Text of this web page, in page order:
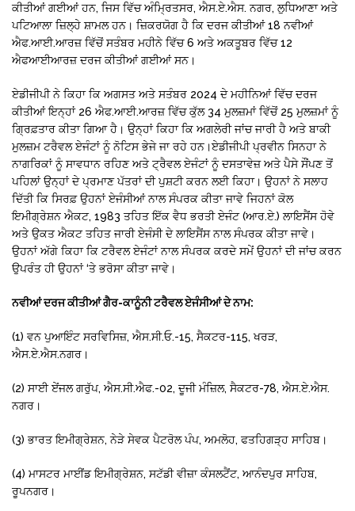
ਕੀਤੀਆਂ ਗਈਆਂ ਹਨ, ਜਿਸ ਵਿੱਚ ਅੰਮ੍ਰਿਤਸਰ, ਐਸ.ਏ.ਐਸ. ਨਗਰ, ਲੁਧਿਆਣਾ ਅਤੇ
ਪਟਿਆਲਾ ਜ਼ਿਲ੍ਹੇ ਸ਼ਾਮਲ ਹਨ। ਜ਼ਿਕਰਯੋਗ ਹੈ ਕਿ ਦਰਜ ਕੀਤੀਆਂ 18 ਨਵੀਆਂ
ਐਫ.ਆਈ.ਆਰਜ਼ ਵਿੱਚੋਂ ਸਤੰਬਰ ਮਹੀਨੇ ਵਿੱਚ 6 ਅਤੇ ਅਕਤੂਬਰ ਵਿੱਚ 12
ਐਫਆਈਆਰਜ਼ ਦਰਜ ਕੀਤੀਆਂ ਗਈਆਂ ਸਨ।
ਏਡੀਜੀਪੀ ਨੇ ਕਿਹਾ ਕਿ ਅਗਸਤ ਅਤੇ ਸਤੰਬਰ 2024 ਦੇ ਮਹੀਨਿਆਂ ਵਿੱਚ ਦਰਜ
ਕੀਤੀਆਂ ਇਨ੍ਹਾਂ 26 ਐਫ.ਆਈ.ਆਰਜ਼ ਵਿੱਚ ਕੁੱਲ 34 ਮੁਲਜ਼ਮਾਂ ਵਿੱਚੋਂ 25 ਮੁਲਜ਼ਮਾਂ ਨੂੰ
ਗ੍ਰਿਫ਼ਤਾਰ ਕੀਤਾ ਗਿਆ ਹੈ। ਉਨ੍ਹਾਂ ਕਿਹਾ ਕਿ ਅਗਲੇਰੀ ਜਾਂਚ ਜਾਰੀ ਹੈ ਅਤੇ ਬਾਕੀ
ਮੁਲਜ਼ਮ ਟਰੈਵਲ ਏਜੰਟਾਂ ਨੂੰ ਨੋਟਿਸ ਭੇਜੇ ਜਾ ਰਹੇ ਹਨ।ਏਡੀਜੀਪੀ ਪ੍ਰਵੀਨ ਸਿਨਹਾ ਨੇ
ਨਾਗਰਿਕਾਂ ਨੂੰ ਸਾਵਧਾਨ ਰਹਿਣ ਅਤੇ ਟ੍ਰੈਵਲ ਏਜੰਟਾਂ ਨੂੰ ਦਸਤਾਵੇਜ਼ ਅਤੇ ਪੈਸੇ ਸੌਂਪਣ ਤੋਂ
ਪਹਿਲਾਂ ਉਨ੍ਹਾਂ ਦੇ ਪ੍ਰਮਾਣ ਪੱਤਰਾਂ ਦੀ ਪੁਸ਼ਟੀ ਕਰਨ ਲਈ ਕਿਹਾ। ਉਹਨਾਂ ਨੇ ਸਲਾਹ
ਦਿੱਤੀ ਕਿ ਸਿਰਫ਼ ਉਹਨਾਂ ਏਜੰਸੀਆਂ ਨਾਲ ਸੰਪਰਕ ਕੀਤਾ ਜਾਵੇ ਜਿਹਨਾਂ ਕੋਲ
ਇਮੀਗ੍ਰੇਸ਼ਨ ਐਕਟ, 1983 ਤਹਿਤ ਇੱਕ ਵੈਧ ਭਰਤੀ ਏਜੰਟ (ਆਰ.ਏ.) ਲਾਇਸੈਂਸ ਹੋਵੇ
ਅਤੇ ਉਕਤ ਐਕਟ ਤਹਿਤ ਜਾਰੀ ਏਜੰਸੀ ਦੇ ਲਾਇਸੈਂਸ ਨਾਲ ਸੰਪਰਕ ਕੀਤਾ ਜਾਵੇ।
ਉਹਨਾਂ ਅੱਗੇ ਕਿਹਾ ਕਿ ਟਰੈਵਲ ਏਜੰਟਾਂ ਨਾਲ ਸੰਪਰਕ ਕਰਦੇ ਸਮੇਂ ਉਹਨਾਂ ਦੀ ਜਾਂਚ ਕਰਨ
ਉਪਰੰਤ ਹੀ ਉਹਨਾਂ ‘ਤੇ ਭਰੋਸਾ ਕੀਤਾ ਜਾਵੇ।
ਨਵੀਆਂ ਦਰਜ ਕੀਤੀਆਂ ਗੈਰ-ਕਾਨੂੰਨੀ ਟਰੈਵਲ ਏਜੰਸੀਆਂ ਦੇ ਨਾਮ:
(1) ਵਨ ਪੁਆਇੰਟ ਸਰਵਿਸਿਜ਼, ਐਸ.ਸੀ.ਓ.-15, ਸੈਕਟਰ-115, ਖਰੜ,
ਐਸ.ਏ.ਐਸ.ਨਗਰ।
(2) ਸਾਈ ਏਂਜਲ ਗਰੁੱਪ, ਐਸ.ਸੀ.ਐਫ.-02, ਦੂਜੀ ਮੰਜ਼ਿਲ, ਸੈਕਟਰ-78, ਐਸ.ਏ.ਐਸ.
ਨਗਰ।
(3) ਭਾਰਤ ਇਮੀਗ੍ਰੇਸ਼ਨ, ਨੇੜੇ ਸੇਵਕ ਪੈਟਰੋਲ ਪੰਪ, ਅਮਲੋਹ, ਫਤਹਿਗੜ੍ਹ ਸਾਹਿਬ।
(4) ਮਾਸਟਰ ਮਾਈਂਡ ਇਮੀਗ੍ਰੇਸ਼ਨ, ਸਟੱਡੀ ਵੀਜ਼ਾ ਕੰਸਲਟੈਂਟ, ਆਨੰਦਪੁਰ ਸਾਹਿਬ,
ਰੂਪਨਗਰ।